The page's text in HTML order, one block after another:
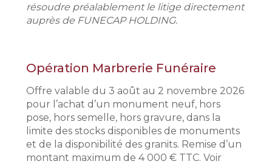
résoudre préalablement le litige directement
auprès de FUNECAP HOLDING.
Opération Marbrerie Funéraire
Offre valable du 3 août au 2 novembre 2026
pour l’achat d’un monument neuf, hors
pose, hors semelle, hors gravure, dans la
limite des stocks disponibles de monuments
et de la disponibilité des granits. Remise d’un
montant maximum de 4 000 € TTC. Voir